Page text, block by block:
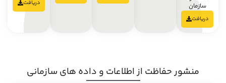
سازمان
دریافت
دریافت
منشور حفاظت از اطلاعات و داده های سازمانی